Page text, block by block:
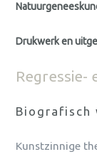
Drukwerk en
Biografisch
Kunstzinnige